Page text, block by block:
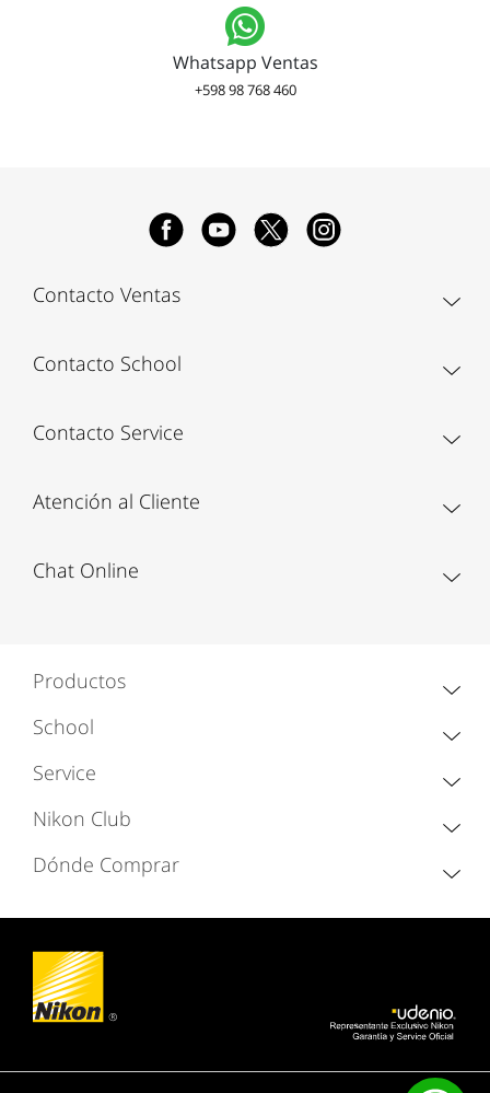
Whatsapp Ventas
+598 98 768 460
Contacto Ventas
Contacto School
Contacto Service
Atención al Cliente
Chat Online
Productos
School
Service
Nikon Club
Dónde Comprar